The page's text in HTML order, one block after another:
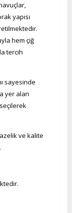
yapısı
hem çiğ
tercih
sayesinde
yer alan
ve kalite